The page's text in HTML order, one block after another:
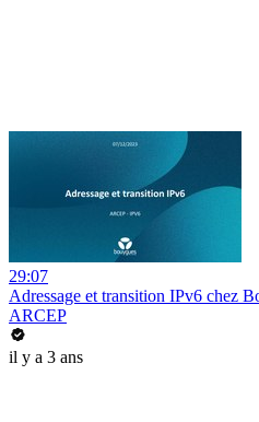
29:07
Adressage et transition IPv6 chez
ARCEP
il y a 3 ans